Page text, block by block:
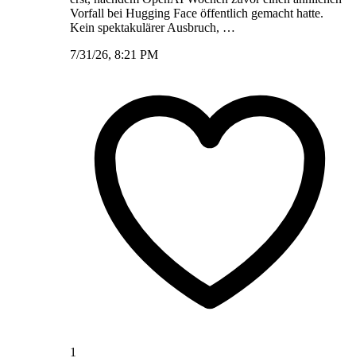
Vorfall bei Hugging Face öffentlich gemacht hatte.
Kein spektakulärer Ausbruch, …
7/31/26, 8:21 PM
1